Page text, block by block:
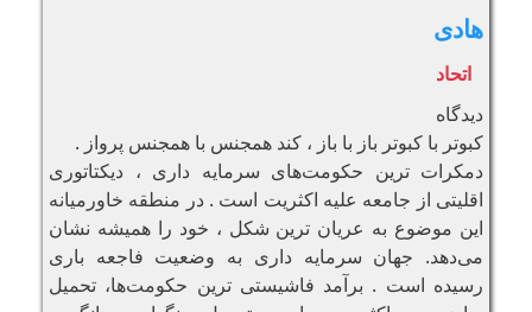
هادی
اتحاد
دیدگاه
کبوتر با کبوتر باز با باز ، کند همجنس با همجنس پرواز .
دمکرات ترین حکومت‌های سرمایه داری ، دیکتاتوری
اقلیتی از جامعه علیه اکثریت است . در منطقه خاورمیانه
این موضوع به عریان ترین شکل ، خود را همیشه نشان
می‌دهد. جهان سرمایه داری به وضعیت فاجعه باری
رسیده است . برآمد فاشیستی ترین حکومت‌ها، تحمیل